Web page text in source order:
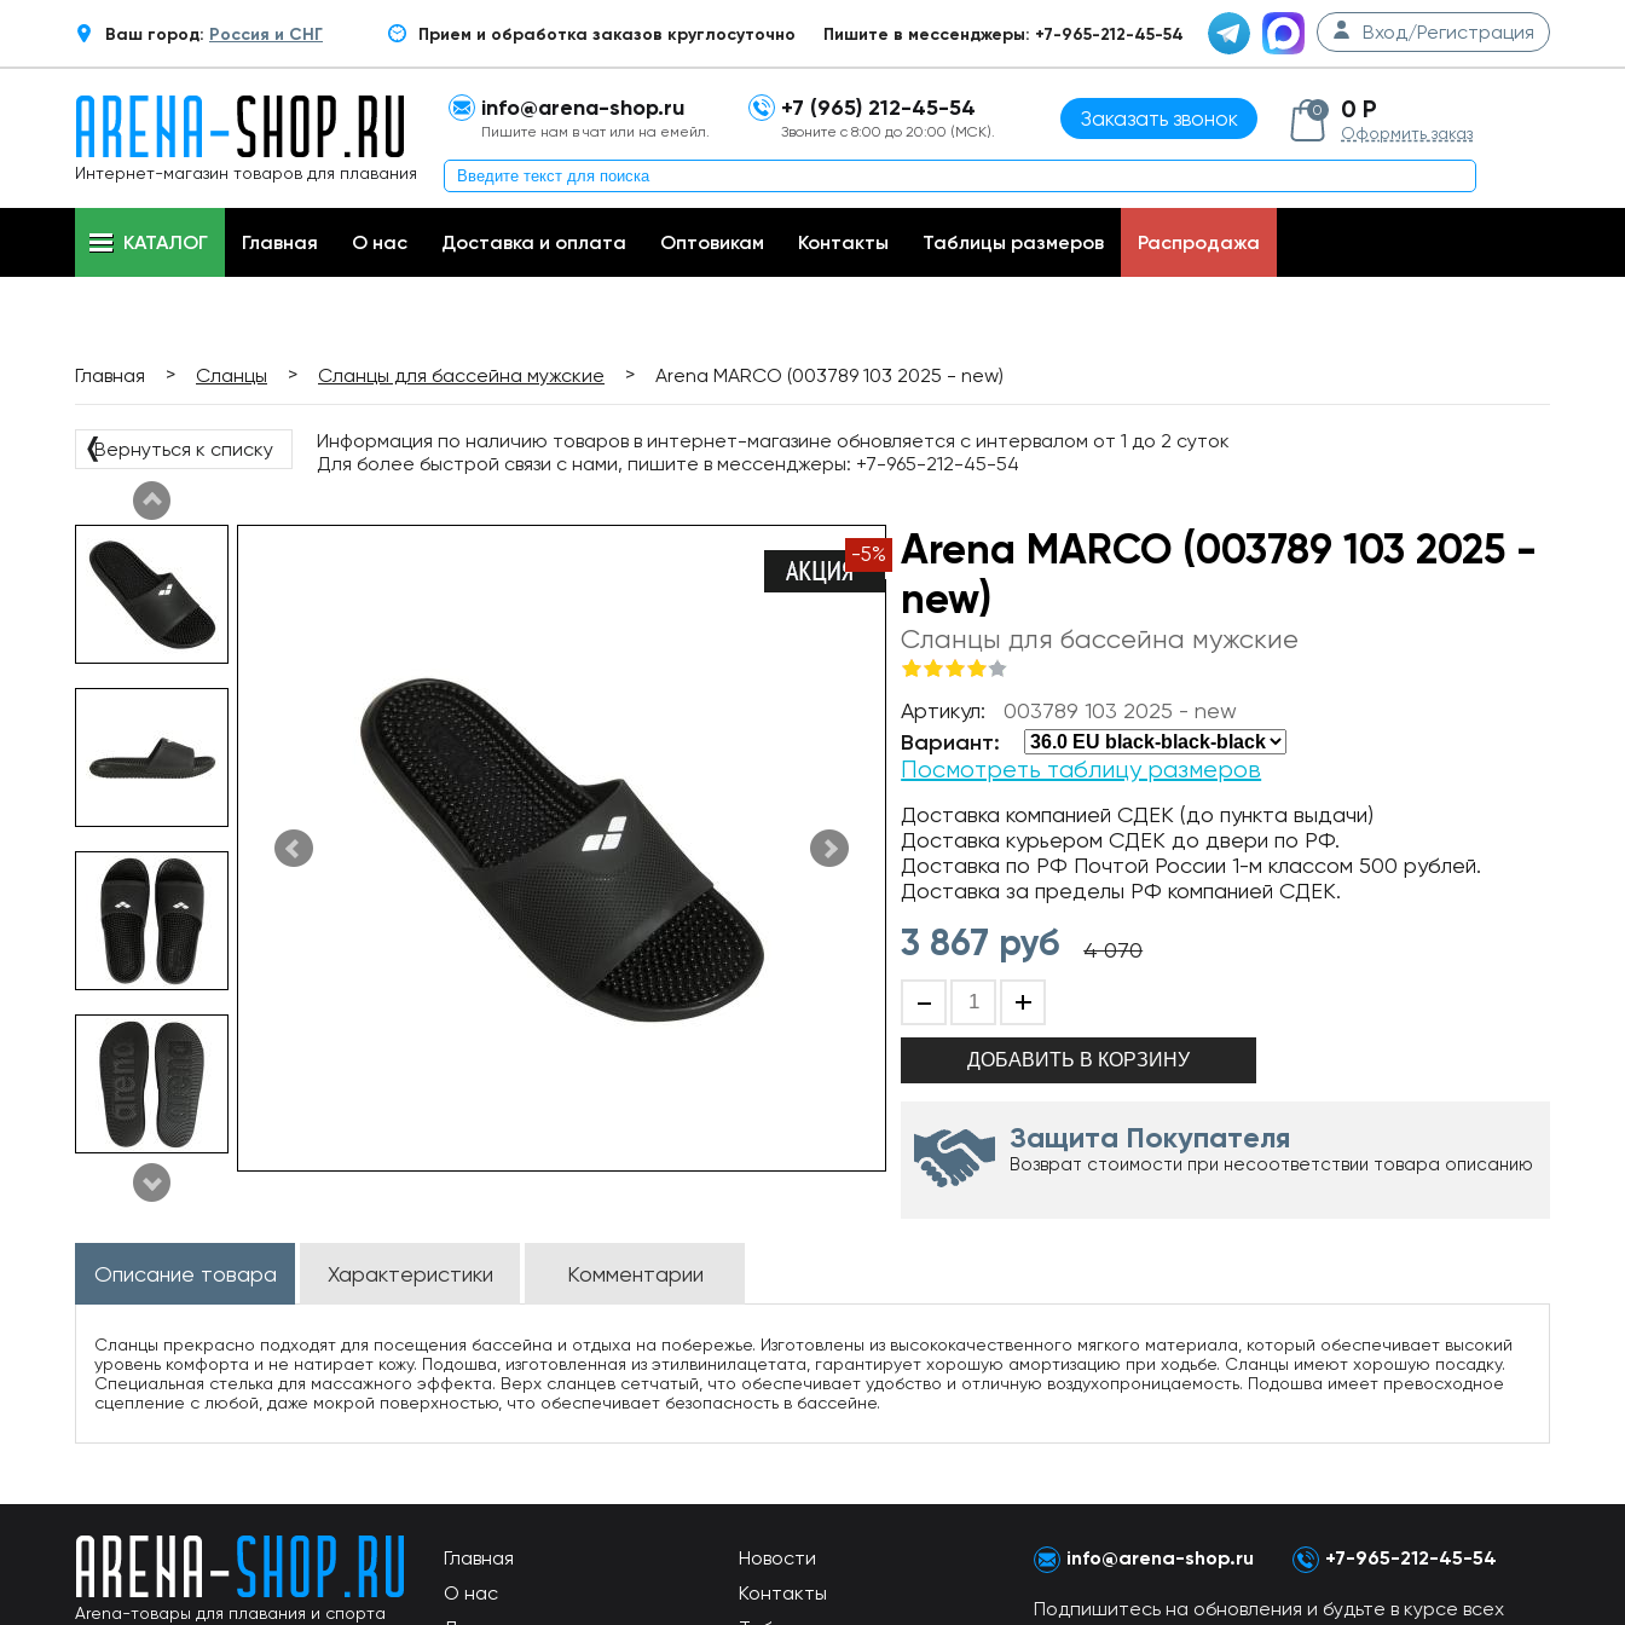
Ваш город: Россия и СНГ Прием и обработка заказов круглосуточно Пишите в мессенджеры: +7-965-212-45-54 Вход/Регистрация
Интернет-магазин товаров для плавания
info@arena-shop.ru
Пишите нам в чат или на емейл.
+7 (965) 212-45-54
Звоните с 8:00 до 20:00 (МСК).
Заказать звонок 0 0 Р
Оформить заказ
КАТАЛОГ Главная О нас Доставка и оплата Оптовикам Контакты Таблицы размеров Распродажа
Главная > Сланцы > Сланцы для бассейна мужские > Arena MARCO (003789 103 2025 - new)
❬Вернуться к списку
Информация по наличию товаров в интернет-магазине обновляется с интервалом от 1 до 2 суток
Для более быстрой связи с нами, пишите в мессенджеры: +7-965-212-45-54
-5%
Arena MARCO (003789 103 2025 -
new)
Сланцы для бассейна мужские
Артикул: 003789 103 2025 - new
Вариант:
Посмотреть таблицу размеров
Доставка компанией СДЕК (до пункта выдачи)
Доставка курьером СДЕК до двери по РФ.
Доставка по РФ Почтой России 1-м классом 500 рублей.
Доставка за пределы РФ компанией СДЕК.
3 867 руб 4 070
- +
Защита Покупателя
Возврат стоимости при несоответствии товара описанию
Описание товара Характеристики Комментарии
Сланцы прекрасно подходят для посещения бассейна и отдыха на побережье. Изготовлены из высококачественного мягкого материала, который обеспечивает высокий
уровень комфорта и не натирает кожу. Подошва, изготовленная из этилвинилацетата, гарантирует хорошую амортизацию при ходьбе. Сланцы имеют хорошую посадку.
Специальная стелька для массажного эффекта. Верх сланцев сетчатый, что обеспечивает удобство и отличную воздухопроницаемость. Подошва имеет превосходное
сцепление с любой, даже мокрой поверхностью, что обеспечивает безопасность в бассейне.
Arena-товары для плавания и спорта
Главная
О нас
Новости
Контакты
info@arena-shop.ru +7-965-212-45-54
Подпишитесь на обновления и будьте в курсе всех